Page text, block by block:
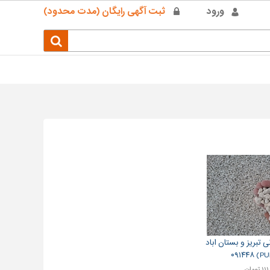
ورود ثبت آگهی رایگان (مدت محدود)
تبریز و بستان اباد